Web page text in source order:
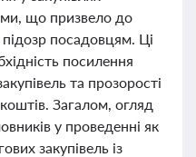
що призвело до
посадовцям. Ці
посилення
та прозорості
Загалом, огляд
у проведенні як
закупівель із